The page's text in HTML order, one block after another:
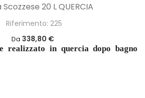
20 L QUERCIA
Riferimento: 225
Da 338,80 €
realizzato in quercia dopo bagno